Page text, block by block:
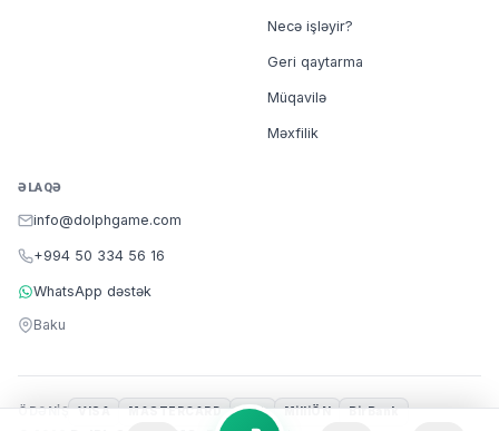
Necə işləyir?
Geri qaytarma
Müqavilə
Məxfilik
ƏLAQƏ
info@dolphgame.com
+994 50 334 56 16
WhatsApp dəstək
Baku
ÖDƏNIŞ VISA MASTERCARD m10 MilliÖN BirBank